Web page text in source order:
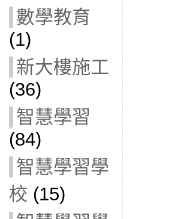
數學教育
(1)
新大樓施工
(36)
智慧學習
(84)
智慧學習學
校 (15)